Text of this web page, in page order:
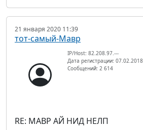
21 января 2020 11:39
тот-самый-Мавр
IP/Host: 82.208.97.---
Дата регистрации: 07.02.2018
Сообщений: 2 614
RE: МАВР АЙ НИД НЕЛП